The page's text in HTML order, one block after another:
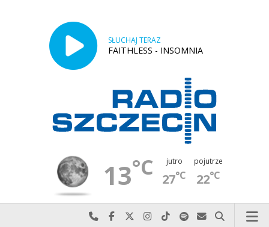
SŁUCHAJ TERAZ
FAITHLESS - INSOMNIA
13°C jutro
27°C
pojutrze
22°C
Najlepiej po prostu do nas zadzwoń
Odwiedź nas na Facebook-u
Odwiedź nas na X
Odwiedź nas na Instagram-ie
Odwiedź nas na TikTok-u
Szukaj nas na Spotify
Wyślij do nas
Szukaj